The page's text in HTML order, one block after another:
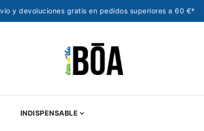
y devoluciones gratis en pedidos superiores a 60 €*
INDISPENSABLE